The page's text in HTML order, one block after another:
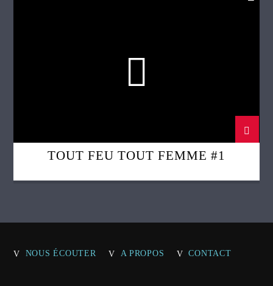
TOUT FEU TOUT FEMME #1
NOUS ÉCOUTER A PROPOS CONTACT